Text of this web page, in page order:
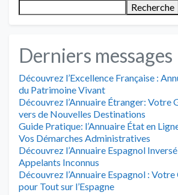
Recherche
Derniers messages
Découvrez l’Excellence Française :
du Patrimoine Vivant
Découvrez l’Annuaire Étranger: Votre
vers de Nouvelles Destinations
Guide Pratique: l’Annuaire État en
Vos Démarches Administratives
Découvrez l’Annuaire Espagnol
Appelants Inconnus
Découvrez l’Annuaire Espagnol : Votre
pour Tout sur l’Espagne